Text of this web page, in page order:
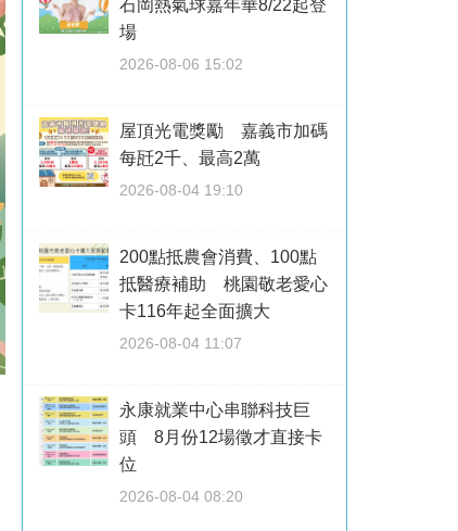
石岡熱氣球嘉年華8/22起登
場
2026-08-06 15:02
屋頂光電獎勵 嘉義市加碼
每瓩2千、最高2萬
2026-08-04 19:10
200點抵農會消費、100點
抵醫療補助 桃園敬老愛心
卡116年起全面擴大
2026-08-04 11:07
永康就業中心串聯科技巨
頭 8月份12場徵才直接卡
位
2026-08-04 08:20